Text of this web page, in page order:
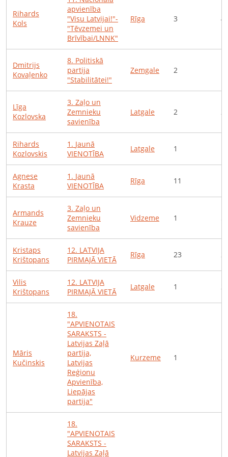
Rihards
Kols
apvienība
"Visu Latvijai!"-
"Tēvzemei un
Brīvībai/LNNK"
Rīga 3 4
Dmitrijs
Kovaļenko
8. Politiskā
partija
"Stabilitātei!"
Zemgale 2
Līga
Kozlovska
3. Zaļo un
Zemnieku
savienība
Latgale 2 2
Rihards
Kozlovskis
1 . Jaunā
VIENOTĪBA
Latgale 1
Agnese
Krasta
1 . Jaunā
VIENOTĪBA
Rīga 11
Armands
Krauze
3. Zaļo un
Zemnieku
savienība
Vidzeme 1
Kristaps
Krištopans
12. LATVIJA
PIRMAJĀ VIETĀ
Rīga 23 2
Vilis
Krištopans
12. LATVIJA
PIRMAJĀ VIETĀ
Latgale 1 2
Māris
Kučinskis
18.
"APVIENOTAIS
SARAKSTS -
Latvijas Zaļā
partija,
Latvijas
Reģionu
Apvienība,
Liepājas
partija"
Kurzeme 1
18.
"APVIENOTAIS
SARAKSTS -
Latvijas Zaļā